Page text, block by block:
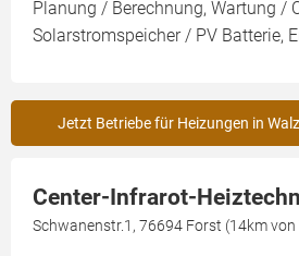
Planung / Berechnung, Wartung /
Solarstromspeicher / PV Batterie,
Jetzt Betriebe für Heizungen in
Center-Infrarot-
Schwanenstr.1, 76694 Forst (14km